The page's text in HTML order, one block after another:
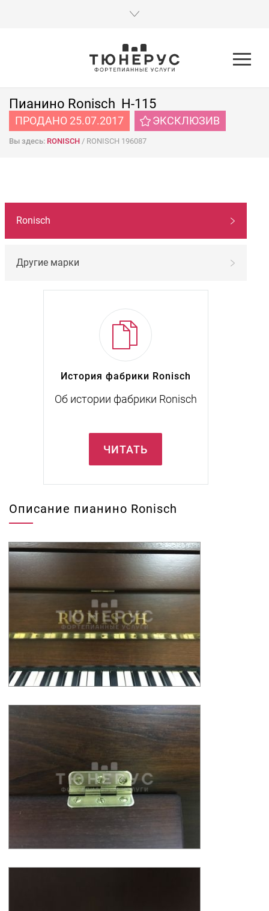
Пианино Ronisch H-115
ПРОДАНО 25.07.2017 ЭКСКЛЮЗИВ
Вы здесь: RONISCH / RONISCH 196087
Описание пианино Ronisch
Ronisch
Другие марки
История фабрики Ronisch
Об истории фабрики Ronisch
ЧИТАТЬ